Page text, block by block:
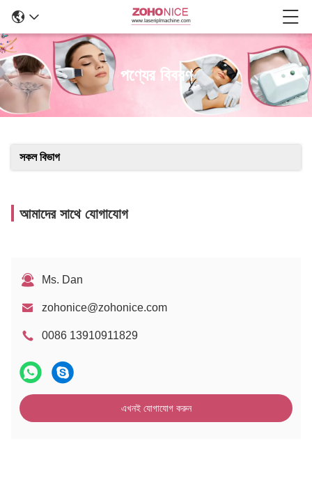
পণ্যের বিবরণ
সকল বিভাগ
আমাদের সাথে যোগাযোগ
Ms. Dan
zohonice@zohonice.com
0086 13910911829
এখনই যোগাযোগ করুন